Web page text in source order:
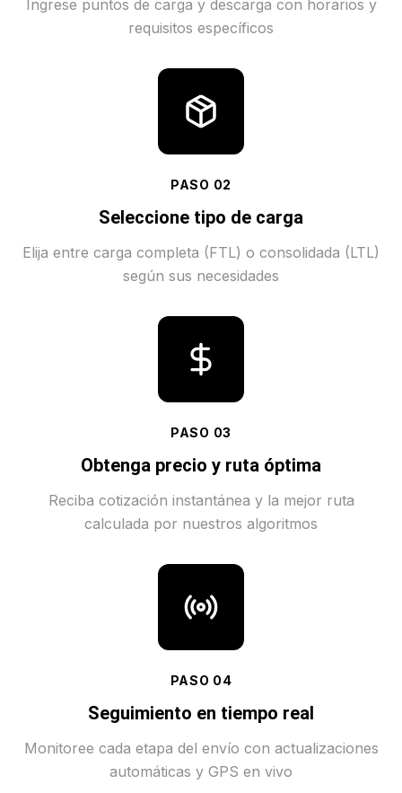
Ingrese puntos de carga y descarga con horarios y
requisitos específicos
PASO 02
Seleccione tipo de carga
Elija entre carga completa (FTL) o consolidada (LTL)
según sus necesidades
PASO 03
Obtenga precio y ruta óptima
Reciba cotización instantánea y la mejor ruta
calculada por nuestros algoritmos
PASO 04
Seguimiento en tiempo real
Monitoree cada etapa del envío con actualizaciones
automáticas y GPS en vivo